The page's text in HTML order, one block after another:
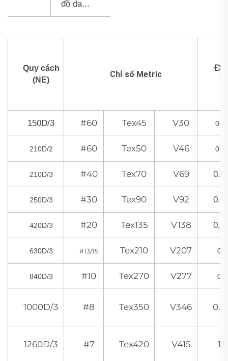
đồ da...
Quy cách
(NE)
Chỉ số Metric
150D/3 #60 Tex45 V30
210D/2 #60 Tex50 V46
210D/3 #40 Tex70 V69
250D/3 #30 Tex90 V92
420D/3 #20 Tex135 V138
630D/3 #13/15 Tex210 V207
840D/3 #10 Tex270 V277
1000D/3 #8 Tex350 V346
1260D/3 #7 Tex420 V415